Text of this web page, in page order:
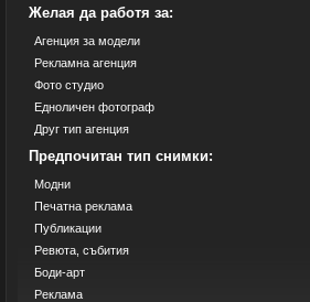
Желая да работя за:
Агенция за модели
Рекламна агенция
Фото студио
Едноличен фотограф
Друг тип агенция
Предпочитан тип снимки:
Модни
Печатна реклама
Публикации
Ревюта, събития
Боди-арт
Реклама